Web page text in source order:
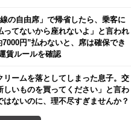
の自由席」で帰省したら、乗客に
ってないから座れないよ」と言われ
円”払わないと、席は確保でき
賃ルールを確認
リームを落としてしまった息子。交
しいものを買ってください」と言わ
はないのに、理不尽すぎませんか？